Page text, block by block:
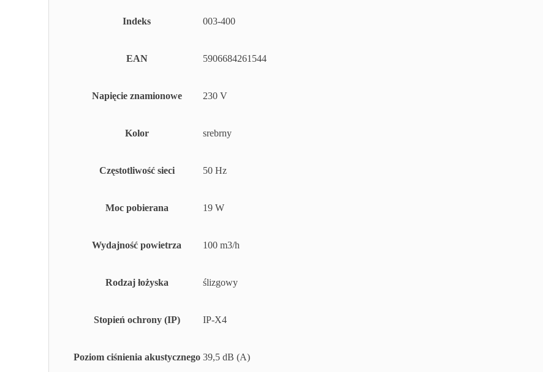
Indeks 003-400
EAN 5906684261544
Napięcie znamionowe 230 V
Kolor srebrny
Częstotliwość sieci 50 Hz
Moc pobierana 19 W
Wydajność powietrza 100 m3/h
Rodzaj łożyska ślizgowy
Stopień ochrony (IP) IP-X4
Poziom ciśnienia akustycznego 39,5 dB (A)